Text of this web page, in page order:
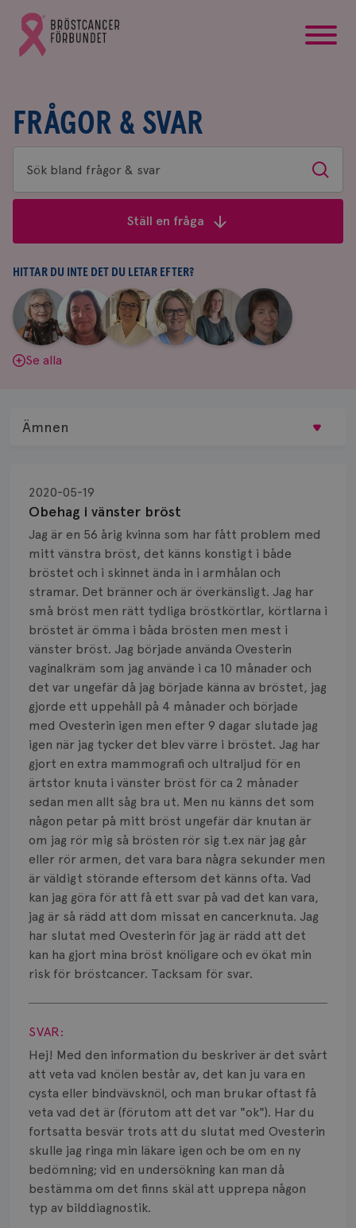
Gå
till
Bröstcancerförbundets
FRÅGOR & SVAR
Sök
bland
&
svar
Sök
Ställ en fråga
HITTAR DU INTE DET DU LETAR EFTER?
Aina
Johnsson
|
Anne
Andersson
Fredrika
Killander
|
Jeanette
Bäcklund
|
Maria
Edegran
|
Yvette
Andersson
Se alla
Obehag i vänster bröst
2020-05-19
Jag är en 56 årig kvinna som har fått problem med
mitt vänstra bröst, det känns konstigt i både
bröstet och i skinnet ända in i armhålan och
stramar. Det bränner och är överkänsligt. Jag har
små bröst men rätt tydliga bröstkörtlar, körtlarna i
bröstet är ömma i båda brösten men mest i
vänster bröst. Jag började använda Ovesterin
vaginalkräm som jag använde i ca 10 månader och
det var ungefär då jag började känna av bröstet, jag
gjorde ett uppehåll på 4 månader och började
med Ovesterin igen men efter 9 dagar slutade jag
igen när jag tycker det blev värre i bröstet. Jag har
gjort en extra mammografi och ultraljud för en
ärtstor knuta i vänster bröst för ca 2 månader
sedan men allt såg bra ut. Men nu känns det som
någon petar på mitt bröst ungefär där knutan är
om jag rör mig så brösten rör sig t.ex när jag går
eller rör armen, det vara bara några sekunder men
är väldigt störande eftersom det känns ofta. Vad
kan jag göra för att få ett svar på vad det kan vara,
jag är så rädd att dom missat en cancerknuta. Jag
har slutat med Ovesterin för jag är rädd att det
kan ha gjort mina bröst knöligare och ev ökat min
risk för bröstcancer. Tacksam för svar.
Visa svar
SVAR:
Hej! Med den information du beskriver är det svårt
att veta vad knölen består av, det kan ju vara en
cysta eller bindvävsknöl, och man brukar oftast få
veta vad det är (förutom att det var "ok"). Har du
fortsatta besvär trots att du slutat med Ovesterin
skulle jag ringa min läkare igen och be om en ny
bedömning; vid en undersökning kan man då
bestämma om det finns skäl att upprepa någon
typ av bilddiagnostik.
Ämnen
Biopsi
Biverkningar
Bröstvårta
Knöl
Läkemedel
Typ av bröstcancer
Smärta
Prognos
Risker
Spridd bröstcancer
Strålning
Vätska